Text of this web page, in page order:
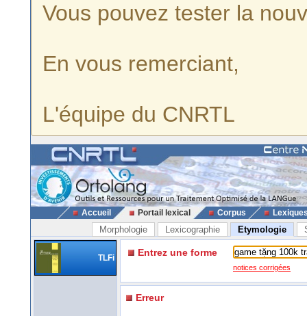
Vous pouvez tester la
En vous remerciant,
L'équipe du CNRTL
Accueil Portail lexical Corpus
Morphologie Lexicographie Etymologie
TLFi Entrez une forme
notices corrigées
Erreur